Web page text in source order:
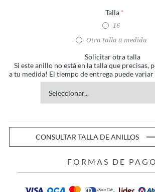
Talla *
16
Otra talla a medida
Solicitar otra talla
Si este anillo no está en la talla que precisas,
a tu medida! El tiempo de entrega puede
CONSULTAR TALLA DE ANILLOS
FORMAS DE PAGO